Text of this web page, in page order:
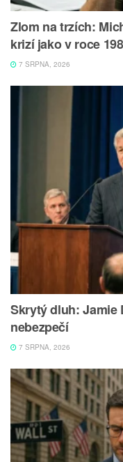
Zlom na trzích:
krizí jako v roce
7 SRPNA, 2026
Skrytý dluh: Jamie
nebezpečí
7 SRPNA, 2026